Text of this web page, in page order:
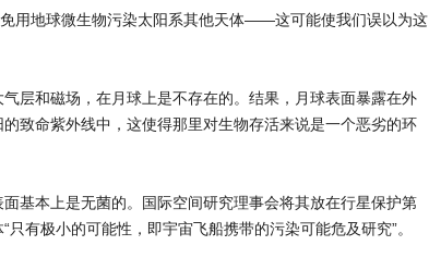
免用地球微生物污染太阳系其他天体——这可能使我们误以为这
层和磁场，在月球上是不存在的。结果，月球表面暴露在外
致命紫外线中，这使得那里对生物存活来说是一个恶劣的环
基本上是无菌的。国际空间研究理事会将其放在行星保护第
有极小的可能性，即宇宙飞船携带的污染可能危及研究”。